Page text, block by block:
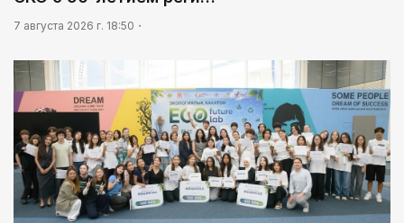
7 августа 2026 г. 18:50